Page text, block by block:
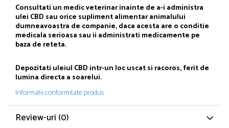
Consultati un medic veterinar inainte de a-i administra
ulei CBD sau orice supliment alimentar animalului
dumneavoastra de companie, daca acesta are o conditie
medicala serioasa sau ii administrati medicamente pe
baza de reteta.
Depozitati uleiul CBD intr-un loc uscat si racoros, ferit de
lumina directa a soarelui.
Informatii conformitate produs
Review-uri (0)